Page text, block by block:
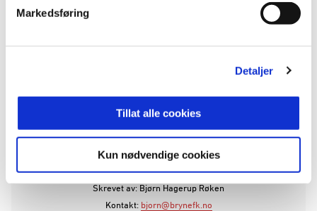
Markedsføring
Detaljer
Tillat alle cookies
Kun nødvendige cookies
klubben som helhet.
Publisert: 05.01.2026
Skrevet av: Bjørn Hagerup Røken
Kontakt: bjorn@brynefk.no